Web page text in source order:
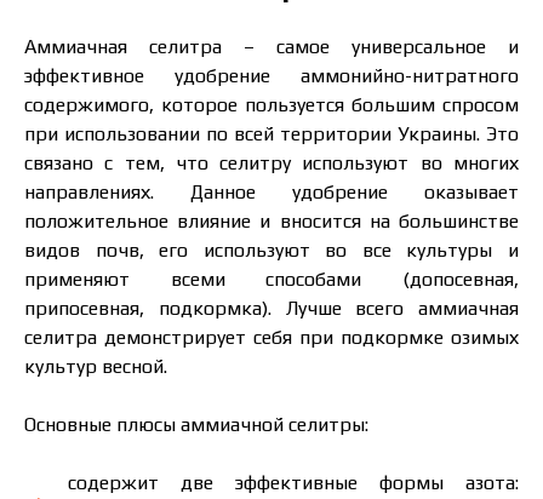
Аммиачная селитра – самое универсальное и
эффективное удобрение аммонийно-нитратного
содержимого, которое пользуется большим спросом
при использовании по всей территории Украины. Это
связано с тем, что селитру используют во многих
направлениях. Данное удобрение оказывает
положительное влияние и вносится на большинстве
видов почв, его используют во все культуры и
применяют всеми способами (допосевная,
припосевная, подкормка). Лучше всего аммиачная
селитра демонстрирует себя при подкормке озимых
культур весной.
Основные плюсы аммиачной селитры:
содержит две эффективные формы азота: